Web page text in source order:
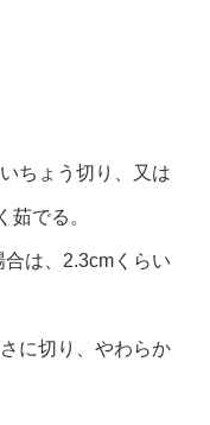
ちょう切り、又は
茹でる。
は、2.3cmくらい
に切り、やわらか